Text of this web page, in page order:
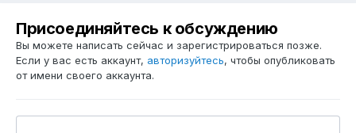
Присоединяйтесь к обсуждению
Вы можете написать сейчас и зарегистрироваться позже.
Если у вас есть аккаунт, авторизуйтесь, чтобы опубликовать
от имени своего аккаунта.